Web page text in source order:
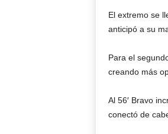
El extremo se
anticipó a su
Para el
creando más
Al 56′ Bravo
conectó de